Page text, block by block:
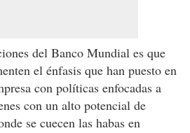
del Banco Mundial es que
el énfasis que han puesto en
con políticas enfocadas a
con un alto potencial de
se cuecen las habas en